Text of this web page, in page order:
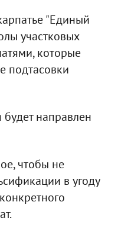
"Единый
участковых
которые
подтасовки
направлен
чтобы не
в угоду